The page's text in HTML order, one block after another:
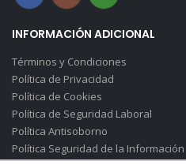
INFORMACIÓN ADICIONAL
Términos y Condiciones
Política de Privacidad
Política de Cookies
Política de Seguridad Laboral
Política Antisoborno
Política Seguridad de la Información